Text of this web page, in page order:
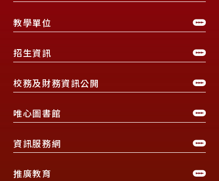
教學單位
招生資訊
校務及財務資訊公開
唯心圖書館
資訊服務網
推廣教育